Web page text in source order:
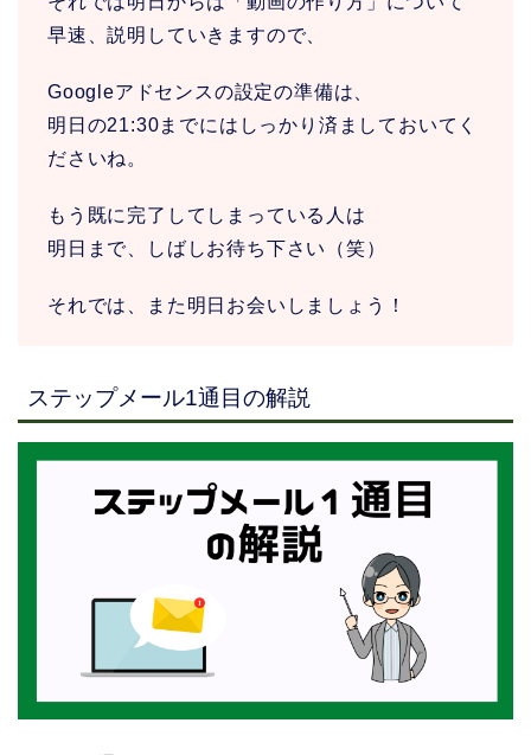
早速、説明していきますので、
Googleアドセンスの設定の準備は、
明日の21:30までにはしっかり済ましておいてく
ださいね。
もう既に完了してしまっている人は
明日まで、しばしお待ち下さい（笑）
それでは、また明日お会いしましょう！
ステップメール1通目の解説